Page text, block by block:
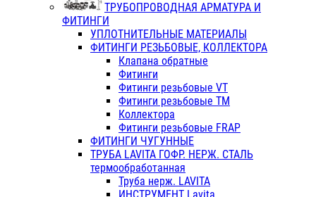
ТРУБОПРОВОДНАЯ АРМАТУРА И
ФИТИНГИ
УПЛОТНИТЕЛЬНЫЕ МАТЕРИАЛЫ
ФИТИНГИ РЕЗЬБОВЫЕ, КОЛЛЕКТОРА
Клапана обратные
Фитинги
Фитинги резьбовые VT
Фитинги резьбовые ТМ
Коллектора
Фитинги резьбовые FRAP
ФИТИНГИ ЧУГУННЫЕ
ТРУБА LAVITA ГОФР. НЕРЖ. СТАЛЬ
термообработанная
Труба нерж. LAVITA